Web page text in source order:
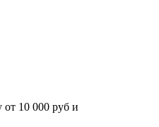
10 000 руб и